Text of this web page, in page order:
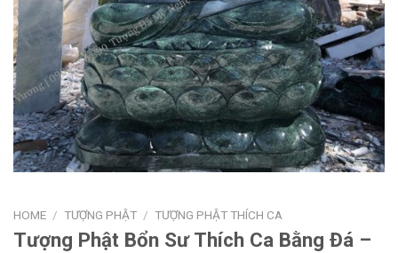
HOME / TƯỢNG PHẬT / TƯỢNG PHẬT THÍCH CA
Tượng Phật Bổn Sư Thích Ca Bằng Đá –